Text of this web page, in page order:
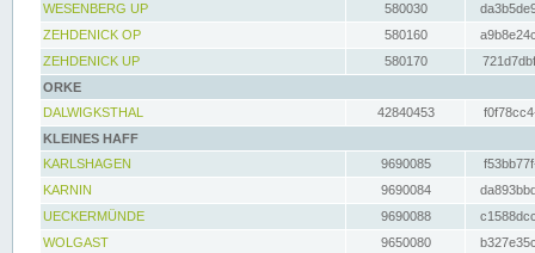
WESENBERG UP
580030
ZEHDENICK OP
580160
ZEHDENICK UP
580170
ORKE
DALWIGKSTHAL
42840453
KLEINES HAFF
KARLSHAGEN
9690085
KARNIN
9690084
UECKERMÜNDE
9690088
WOLGAST
9650080